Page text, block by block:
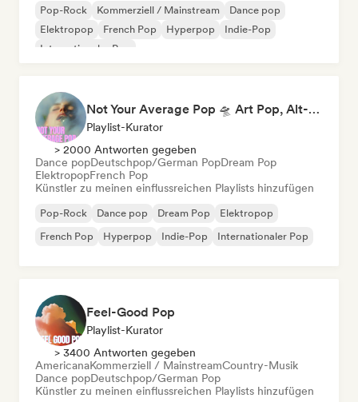
Pop-Rock Kommerziell / Mainstream
Dance pop
Elektropop
French Pop Hyperpop
Indie-Pop
Internationaler Pop
Not Your Average Pop 🛸 Art Pop, Alt-Pop & Indie Pop
Playlist-Kurator
> 2000 Antworten gegeben
Dance popDeutschpop/German PopDream Pop
ElektropopFrench Pop
Künstler zu meinen einflussreichen Playlists hinzufügen
Pop-Rock Dance pop Dream Pop
Elektropop
French Pop
Hyperpop Indie-Pop Internationaler Pop
Feel-Good Pop
Playlist-Kurator
> 3400 Antworten gegeben
AmericanaKommerziell / MainstreamCountry-Musik
Dance popDeutschpop/German Pop
Künstler zu meinen einflussreichen Playlists hinzufügen